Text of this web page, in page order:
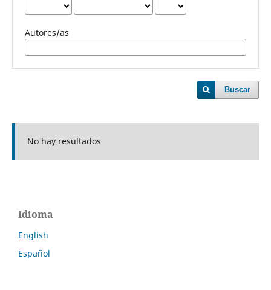
Autores/as
Buscar
No hay resultados
Idioma
English
Español